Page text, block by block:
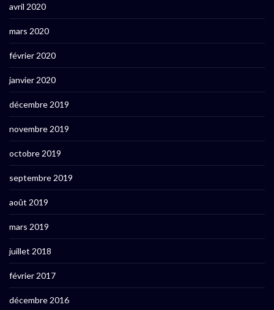
avril 2020
mars 2020
février 2020
janvier 2020
décembre 2019
novembre 2019
octobre 2019
septembre 2019
août 2019
mars 2019
juillet 2018
février 2017
décembre 2016